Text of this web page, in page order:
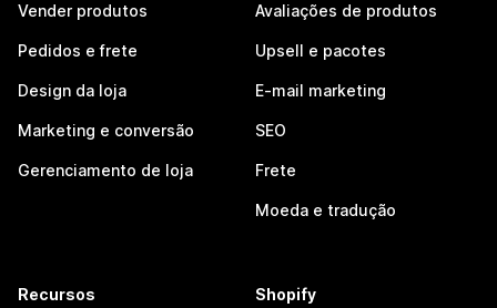
Vender produtos
Pedidos e frete
Design da loja
Marketing e conversão
Gerenciamento de loja
Avaliações de produtos
Upsell e pacotes
E-mail marketing
SEO
Frete
Moeda e tradução
Recursos Shopify